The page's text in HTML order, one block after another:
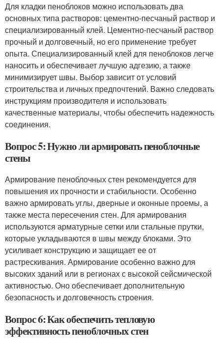
Для кладки пеноблоков можно использовать два
основных типа растворов: цементно-песчаный раствор и
специализированный клей. Цементно-песчаный раствор
прочный и долговечный, но его применение требует
опыта. Специализированный клей для пеноблоков легче
наносить и обеспечивает лучшую адгезию, а также
минимизирует швы. Выбор зависит от условий
строительства и личных предпочтений. Важно следовать
инструкциям производителя и использовать
качественные материалы, чтобы обеспечить надежность
соединения.
Вопрос 5: Нужно ли армировать пеноблочные
стены
Армирование пеноблочных стен рекомендуется для
повышения их прочности и стабильности. Особенно
важно армировать углы, дверные и оконные проемы, а
также места пересечения стен. Для армирования
используются арматурные сетки или стальные прутки,
которые укладываются в швы между блоками. Это
усиливает конструкцию и защищает ее от
растрескивания. Армирование особенно важно для
высоких зданий или в регионах с высокой сейсмической
активностью. Оно обеспечивает дополнительную
безопасность и долговечность строения.
Вопрос 6: Как обеспечить тепловую
эффективность пеноблочных стен